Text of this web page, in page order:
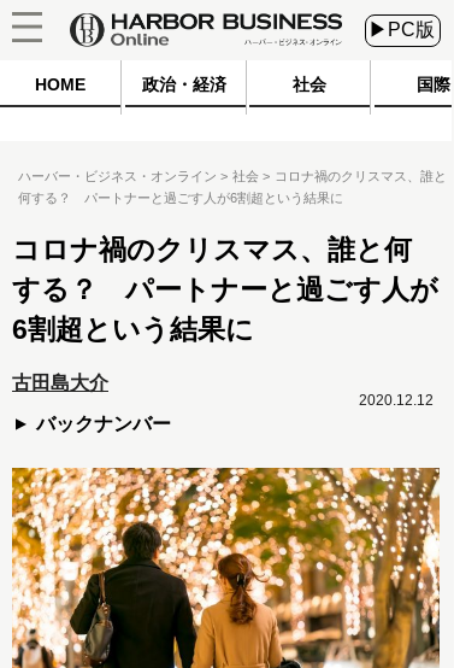
▶PC版
HOME 政治・経済 社会 国際
ハーバー・ビジネス・オンライン 社会
コロナ禍のクリスマス、誰と
何する？ パートナーと過ごす人が6割超という結果に
コロナ禍のクリスマス、誰と何
する？ パートナーと過ごす人が
6割超という結果に
古田島大介
バックナンバー
2020.12.12